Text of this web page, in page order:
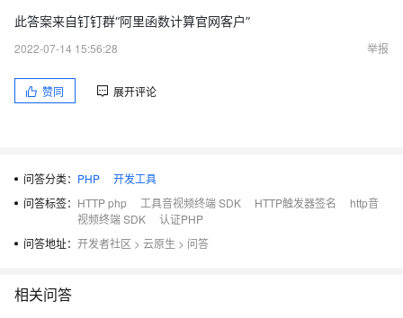
此答案来自钉钉群“阿里函数计算官网客户”
2022-07-14 15:56:28
举报
赞同 展开评论
问答分类： PHP
开发工具
问答标签： HTTP php 工具音视频终端 SDK HTTP触发器签名
http音
视频终端 SDK
认证PHP
问答地址： 开发者社区 > 云原生 > 问答
相关问答